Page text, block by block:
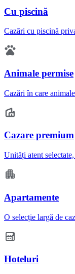
Cu piscină
Cazări cu piscină
Animale permise
Cazări în care
Cazare premium
Unități atent
Apartamente
O selecție largă de
Hoteluri